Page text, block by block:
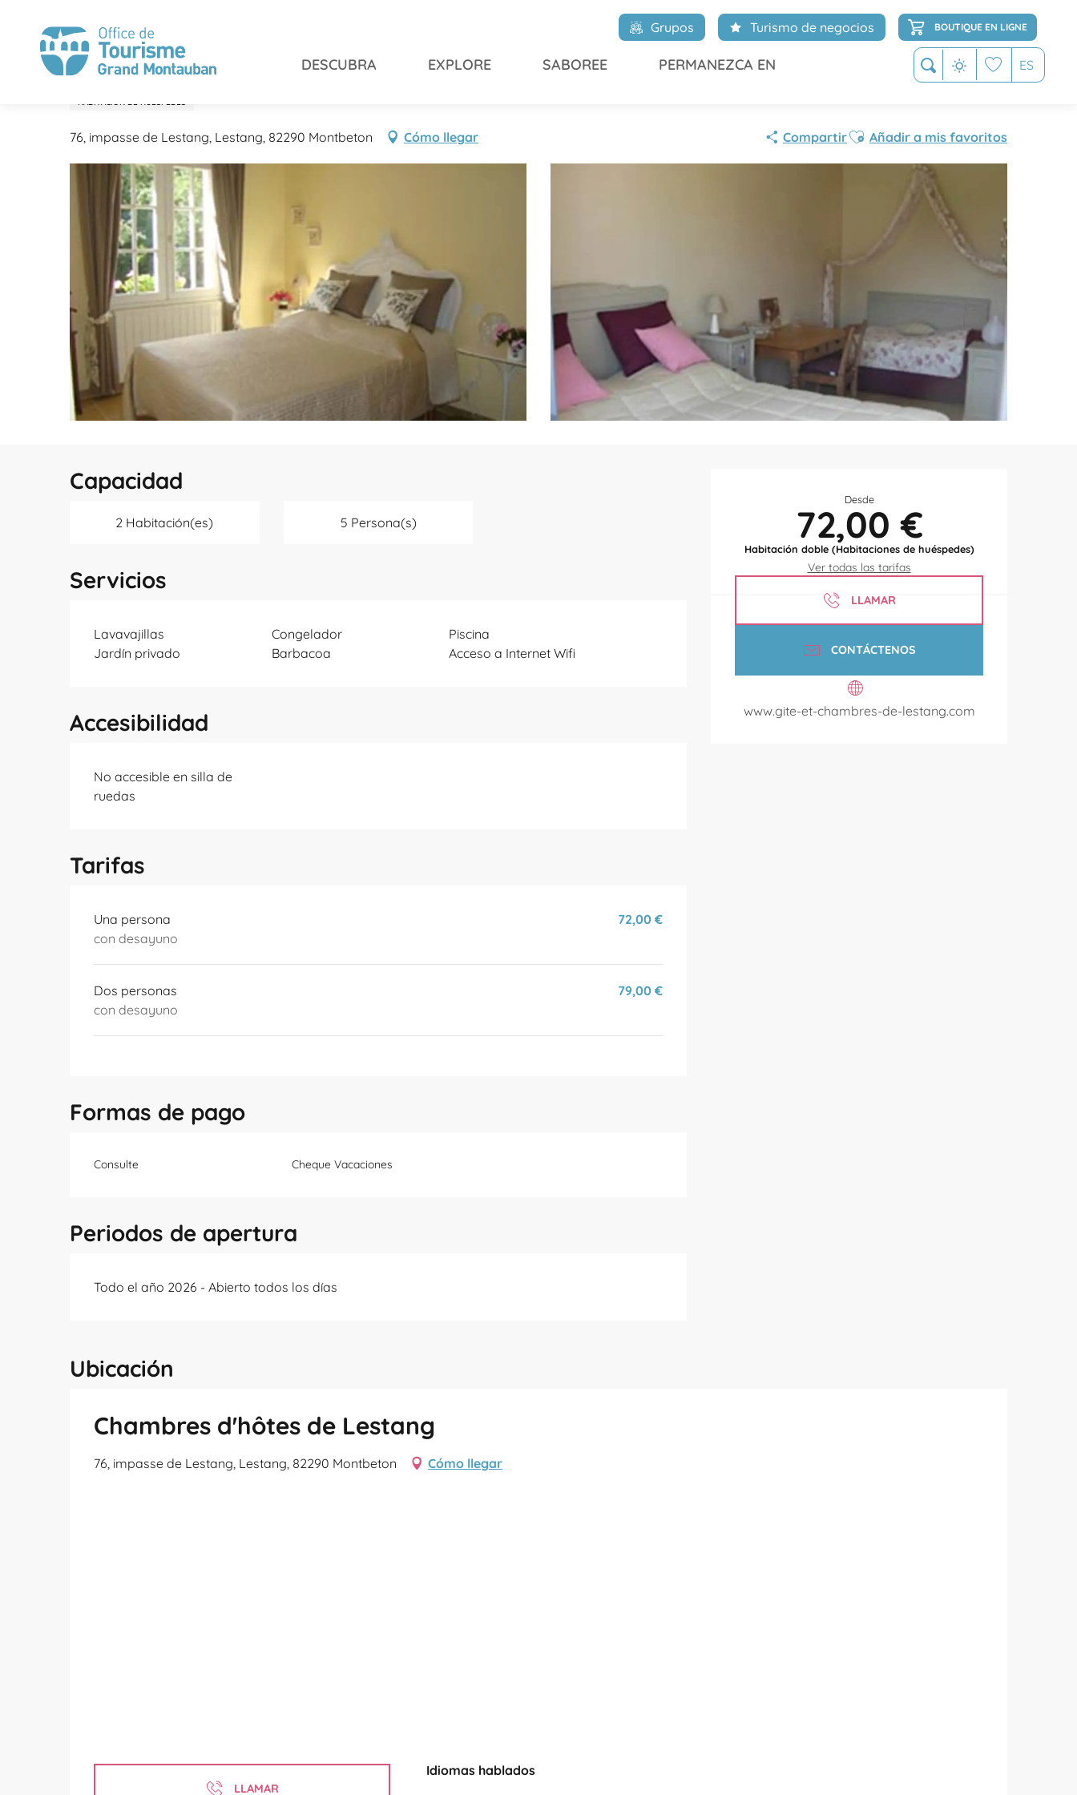
contenu
principal
Buscar ES
Grupos Turismo de negocios BOUTIQUE EN LIGNE
DESCUBRA EXPLORE SABOREE PERMANEZCA EN
Chambres d'hôtes de Lestang
HABITACIÓN DE HUÉSPEDES
76, impasse de Lestang, Lestang, 82290 Montbeton Cómo llegar CompartirAjouter aux favoris
Añadir a mis favoritos
Desde
72,00 €
Habitación doble (Habitaciones de huéspedes)
Ver todas las tarifas
LLAMAR
CONTÁCTENOS
www.gite-et-chambres-de-lestang.com
Capacidad
2 Habitación(es) 5 Persona(s)
Servicios
Lavavajillas Congelador
Piscina
Jardín privado
Barbacoa Acceso a Internet Wifi
Accesibilidad
No accesible en silla de
ruedas
Tarifas
Tarifas 2026
Una persona
con desayuno
72,00 €
Dos personas
con desayuno
79,00 €
Formas de pago
Consulte Cheque Vacaciones
Periodos de apertura
Todo el año 2026 - Abierto todos los días
Ubicación
Chambres d'hôtes de Lestang
76, impasse de Lestang, Lestang, 82290 Montbeton Cómo llegar
LLAMAR
Idiomas hablados
Idiomas hablados